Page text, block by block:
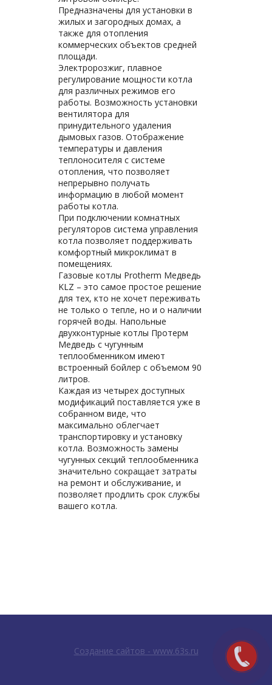
Предназначены для установки в
жилых и загородных домах, а
также для отопления
коммерческих объектов средней
площади.
Электророзжиг, плавное
регулирование мощности котла
для различных режимов его
работы. Возможность установки
вентилятора для
принудительного удаления
дымовых газов. Отображение
температуры и давления
теплоносителя с системе
отопления, что позволяет
непрерывно получать
информацию в любой момент
работы котла.
При подключении комнатных
регуляторов система управления
котла позволяет поддерживать
комфортный микроклимат в
помещениях.
Газовые котлы Protherm Медведь
KLZ – это самое простое решение
для тех, кто не хочет переживать
не только о тепле, но и о наличии
горячей воды. Напольные
двухконтурные котлы Протерм
Медведь с чугунным
теплообменником имеют
встроенный бойлер с объемом 90
литров.
Каждая из четырех доступных
модификаций поставляется уже в
собранном виде, что
максимально облегчает
транспортировку и установку
котла. Возможность замены
чугунных секций теплообменника
значительно сокращает затраты
на ремонт и обслуживание, и
позволяет продлить срок службы
вашего котла.
Создание сайтов - www.63s.ru